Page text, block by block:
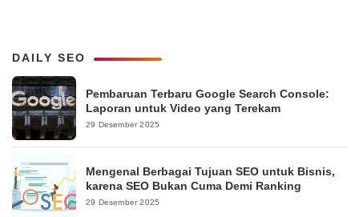
DAILY SEO
Pembaruan Terbaru Google Search Console:
Laporan untuk Video yang Terekam
29 Desember 2025
Mengenal Berbagai Tujuan SEO untuk Bisnis,
karena SEO Bukan Cuma Demi Ranking
29 Desember 2025